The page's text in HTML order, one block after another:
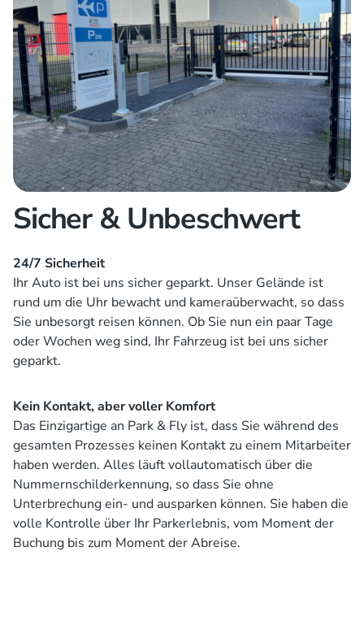
Sicher & Unbeschwert
24/7 Sicherheit
Ihr Auto ist bei uns sicher geparkt. Unser Gelände ist
rund um die Uhr bewacht und kameraüberwacht, so dass
Sie unbesorgt reisen können. Ob Sie nun ein paar Tage
oder Wochen weg sind, Ihr Fahrzeug ist bei uns sicher
geparkt.
Kein Kontakt, aber voller Komfort
Das Einzigartige an Park & Fly ist, dass Sie während des
gesamten Prozesses keinen Kontakt zu einem Mitarbeiter
haben werden. Alles läuft vollautomatisch über die
Nummernschilderkennung, so dass Sie ohne
Unterbrechung ein- und ausparken können. Sie haben die
volle Kontrolle über Ihr Parkerlebnis, vom Moment der
Buchung bis zum Moment der Abreise.